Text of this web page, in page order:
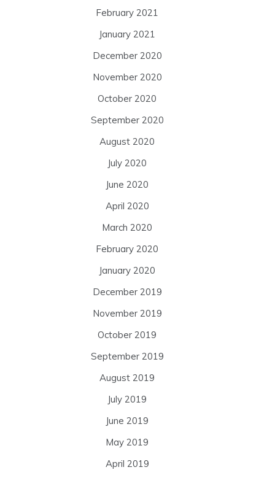
February 2021
January 2021
December 2020
November 2020
October 2020
September 2020
August 2020
July 2020
June 2020
April 2020
March 2020
February 2020
January 2020
December 2019
November 2019
October 2019
September 2019
August 2019
July 2019
June 2019
May 2019
April 2019